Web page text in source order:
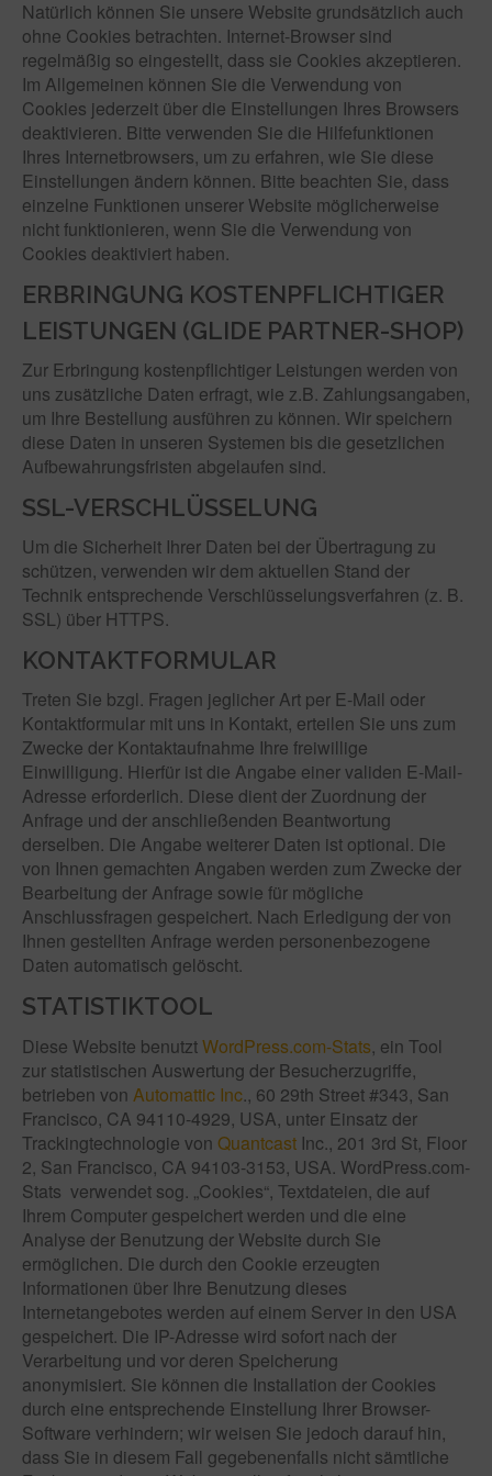
Natürlich können Sie unsere Website grundsätzlich auch
ohne Cookies betrachten. Internet-Browser sind
regelmäßig so eingestellt, dass sie Cookies akzeptieren.
Im Allgemeinen können Sie die Verwendung von
Cookies jederzeit über die Einstellungen Ihres Browsers
deaktivieren. Bitte verwenden Sie die Hilfefunktionen
Ihres Internetbrowsers, um zu erfahren, wie Sie diese
Einstellungen ändern können. Bitte beachten Sie, dass
einzelne Funktionen unserer Website möglicherweise
nicht funktionieren, wenn Sie die Verwendung von
Cookies deaktiviert haben.
ERBRINGUNG KOSTENPFLICHTIGER
LEISTUNGEN (GLIDE PARTNER-SHOP)
Zur Erbringung kostenpflichtiger Leistungen werden von
uns zusätzliche Daten erfragt, wie z.B. Zahlungsangaben,
um Ihre Bestellung ausführen zu können. Wir speichern
diese Daten in unseren Systemen bis die gesetzlichen
Aufbewahrungsfristen abgelaufen sind.
SSL-VERSCHLÜSSELUNG
Um die Sicherheit Ihrer Daten bei der Übertragung zu
schützen, verwenden wir dem aktuellen Stand der
Technik entsprechende Verschlüsselungsverfahren (z. B.
SSL) über HTTPS.
KONTAKTFORMULAR
Treten Sie bzgl. Fragen jeglicher Art per E-Mail oder
Kontaktformular mit uns in Kontakt, erteilen Sie uns zum
Zwecke der Kontaktaufnahme Ihre freiwillige
Einwilligung. Hierfür ist die Angabe einer validen E-Mail-
Adresse erforderlich. Diese dient der Zuordnung der
Anfrage und der anschließenden Beantwortung
derselben. Die Angabe weiterer Daten ist optional. Die
von Ihnen gemachten Angaben werden zum Zwecke der
Bearbeitung der Anfrage sowie für mögliche
Anschlussfragen gespeichert. Nach Erledigung der von
Ihnen gestellten Anfrage werden personenbezogene
Daten automatisch gelöscht.
STATISTIKTOOL
Diese Website benutztWordPress.com-Stats, ein Tool
zur statistischen Auswertung der Besucherzugriffe,
betrieben von Automattic Inc., 60 29th Street #343, San
Francisco, CA 94110-4929, USA, unter Einsatz der
Trackingtechnologie von Quantcast Inc., 201 3rd St, Floor
2, San Francisco, CA 94103-3153, USA. WordPress.com-
Stats verwendet sog. „Cookies“, Textdateien, die auf
Ihrem Computer gespeichert werden und die eine
Analyse der Benutzung der Website durch Sie
ermöglichen. Die durch den Cookie erzeugten
Informationen über Ihre Benutzung dieses
Internetangebotes werden auf einem Server in den USA
gespeichert. Die IP-Adresse wird sofort nach der
Verarbeitung und vor deren Speicherung
anonymisiert. Sie können die Installation der Cookies
durch eine entsprechende Einstellung Ihrer Browser-
Software verhindern; wir weisen Sie jedoch darauf hin,
dass Sie in diesem Fall gegebenenfalls nicht sämtliche